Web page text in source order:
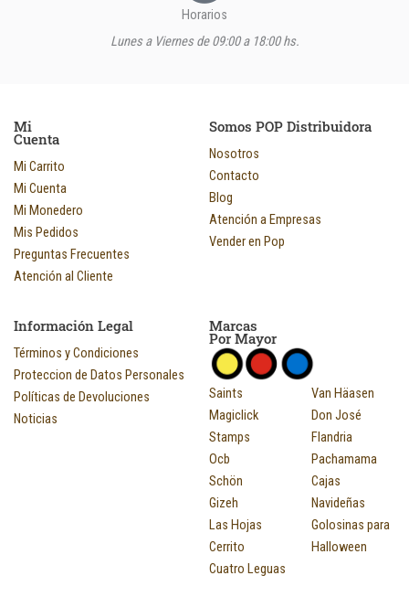
Horarios
Lunes a Viernes de 09:00 a 18:00 hs.
Mi
Cuenta
Mi Carrito
Mi Cuenta
Mi Monedero
Mis Pedidos
Preguntas Frecuentes
Atención al Cliente
Somos POP Distribuidora
Nosotros
Contacto
Blog
Atención a Empresas
Vender en Pop
Información Legal
Términos y Condiciones
Proteccion de Datos Personales
Políticas de Devoluciones
Noticias
Marcas
Por Mayor
Saints
Magiclick
Stamps
Ocb
Schön
Gizeh
Las Hojas
Cerrito
Cuatro Leguas
Van Häasen
Don José
Flandria
Pachamama
Cajas
Navideñas
Golosinas para
Halloween